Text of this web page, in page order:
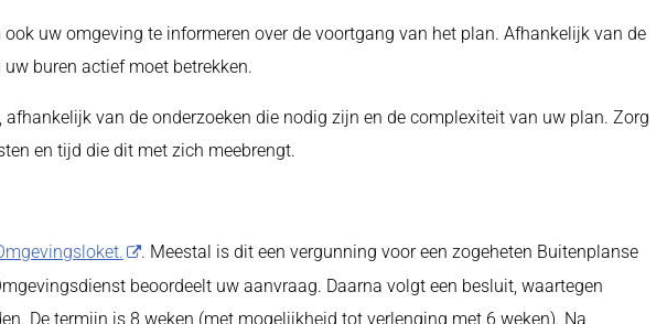
uw omgeving te informeren over de voortgang van het plan. Afhankelijk van de
buren actief moet betrekken.
afhankelijk van de onderzoeken die nodig zijn en de complexiteit van uw plan. Zorg
en tijd die dit met zich meebrengt.
. Meestal is dit een vergunning voor een zogeheten Buitenplanse
beoordeelt uw aanvraag. Daarna volgt een besluit, waartegen
De termijn is 8 weken (met mogelijkheid tot verlenging met 6 weken). Na